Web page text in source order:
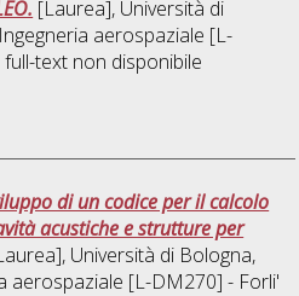
[Laurea], Università di
Ingegneria aerospaziale [L-
text non disponibile
di un codice per il calcolo
acustiche e strutture per
Università di Bologna,
aerospaziale [L-DM270] - Forli'